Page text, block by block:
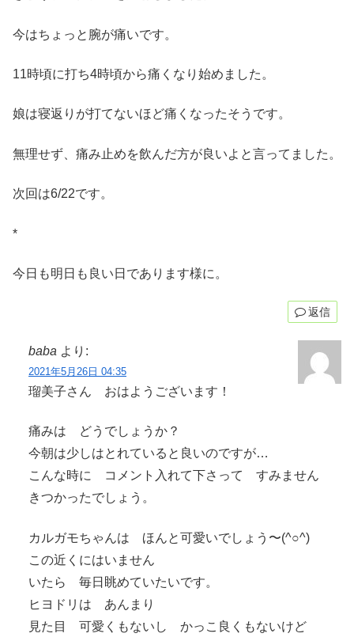
今はちょっと腕が痛いです。
11時頃に打ち4時頃から痛くなり始めました。
娘は寝返りが打てないほど痛くなったそうです。
無理せず、痛み止めを飲んだ方が良いよと言ってました。
次回は6/22です。
*
今日も明日も良い日であります様に。
返信
baba より:
2021年5月26日 04:35
瑠美子さん おはようございます！
痛みは どうでしょうか？
今朝は少しはとれていると良いのですが…
こんな時に コメント入れて下さって すみません
きつかったでしょう。
カルガモちゃんは ほんと可愛いでしょう〜(^○^)
この近くにはいません
いたら 毎日眺めていたいです。
ヒヨドリは あんまり
見た目 可愛くもないし かっこ良くもないけど